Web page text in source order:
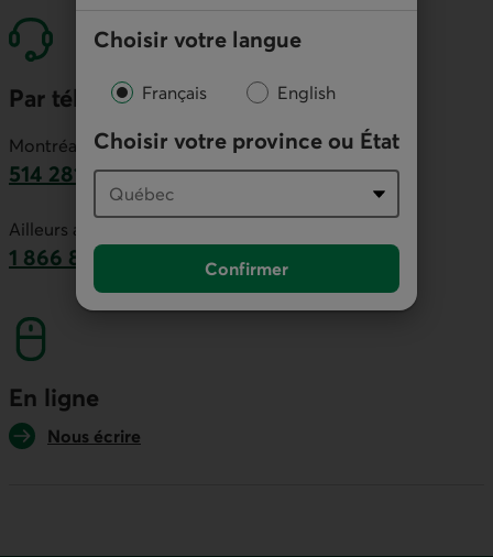
Choisir votre langue
Français English
Choisir votre province ou État
Confirmer
Par téléphone
Montréal et environs :
514 281-2336
Ce lien lancera votre logiciel de téléphonie
Ailleurs au Canada :
1 866 866-7000
numéro sans frais. Ce lien lancera votre
En ligne
Nous écrire